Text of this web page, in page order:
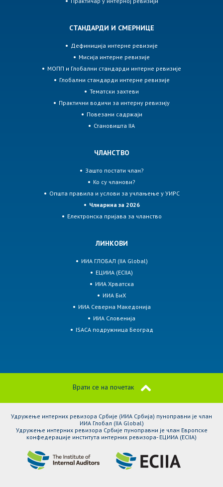
СТАНДАРДИ И СМЕРНИЦЕ
Дефиниција интерне ревизије
Мисија интерне ревизије
МОПП и Глобални стандарди интерне ревизије
Глобални стандарди интерне ревизије
Тематски захтеви
Практични водичи за интерну ревизију
Повезани садржаји
Становишта IIA
ЧЛАНСТВО
Зашто постати члан?
Ко су чланови?
Општа правила и услови за учлањење у УИРС
Члнарина за 2026
Електронска пријава за чланство
ЛИНКОВИ
ИИА ГЛОБАЛ (IIA Global)
ЕЦИИА (ECIIA)
ИИА Хрватска
ИИА БиХ
ИИА Северна Македонија
ИИА Словенија
ISACA подружница Београд
Врати се на почетак
Удружење интерних ревизора Србије (ИИА Србија) пуноправни је члан
ИИА Глобал (IIA Global)
Удружење интерних ревизора Србије пуноправни је члан Европске
конфедерације института интерних ревизора- ЕЦИИА (ЕCIIA)